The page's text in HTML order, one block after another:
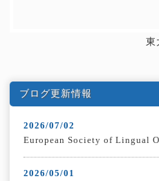
東
ブログ更新情報
2026/07/02
European Society of Lingual
2026/05/01